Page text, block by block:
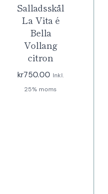
Salladsskål
La Vita é
Bella
Vollang
citron
kr750.00 Inkl.
25% moms